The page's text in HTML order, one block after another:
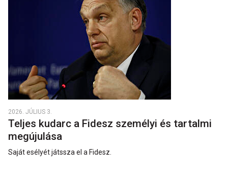
2026. JÚLIUS 3.
Teljes kudarc a Fidesz személyi és tartalmi
megújulása
Saját esélyét játssza el a Fidesz.